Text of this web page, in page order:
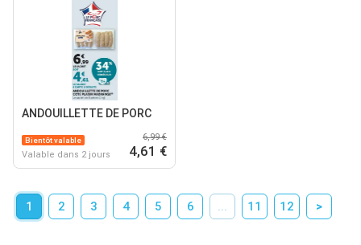
ANDOUILLETTE DE PORC
Bientôt valable
Valable dans 2 jours
6,99 €
4,61 €
1 2 3 4 5 6 11 12 >